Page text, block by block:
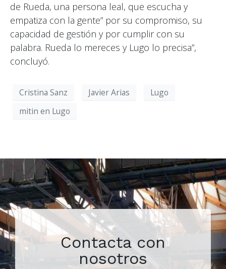
de Rueda, una persona leal, que escucha y
empatiza con la gente” por su compromiso, su
capacidad de gestión y por cumplir con su
palabra. Rueda lo mereces y Lugo lo precisa”,
concluyó.
Cristina Sanz Javier Arias
Lugo
mitin en Lugo
Contacta con
nosotros